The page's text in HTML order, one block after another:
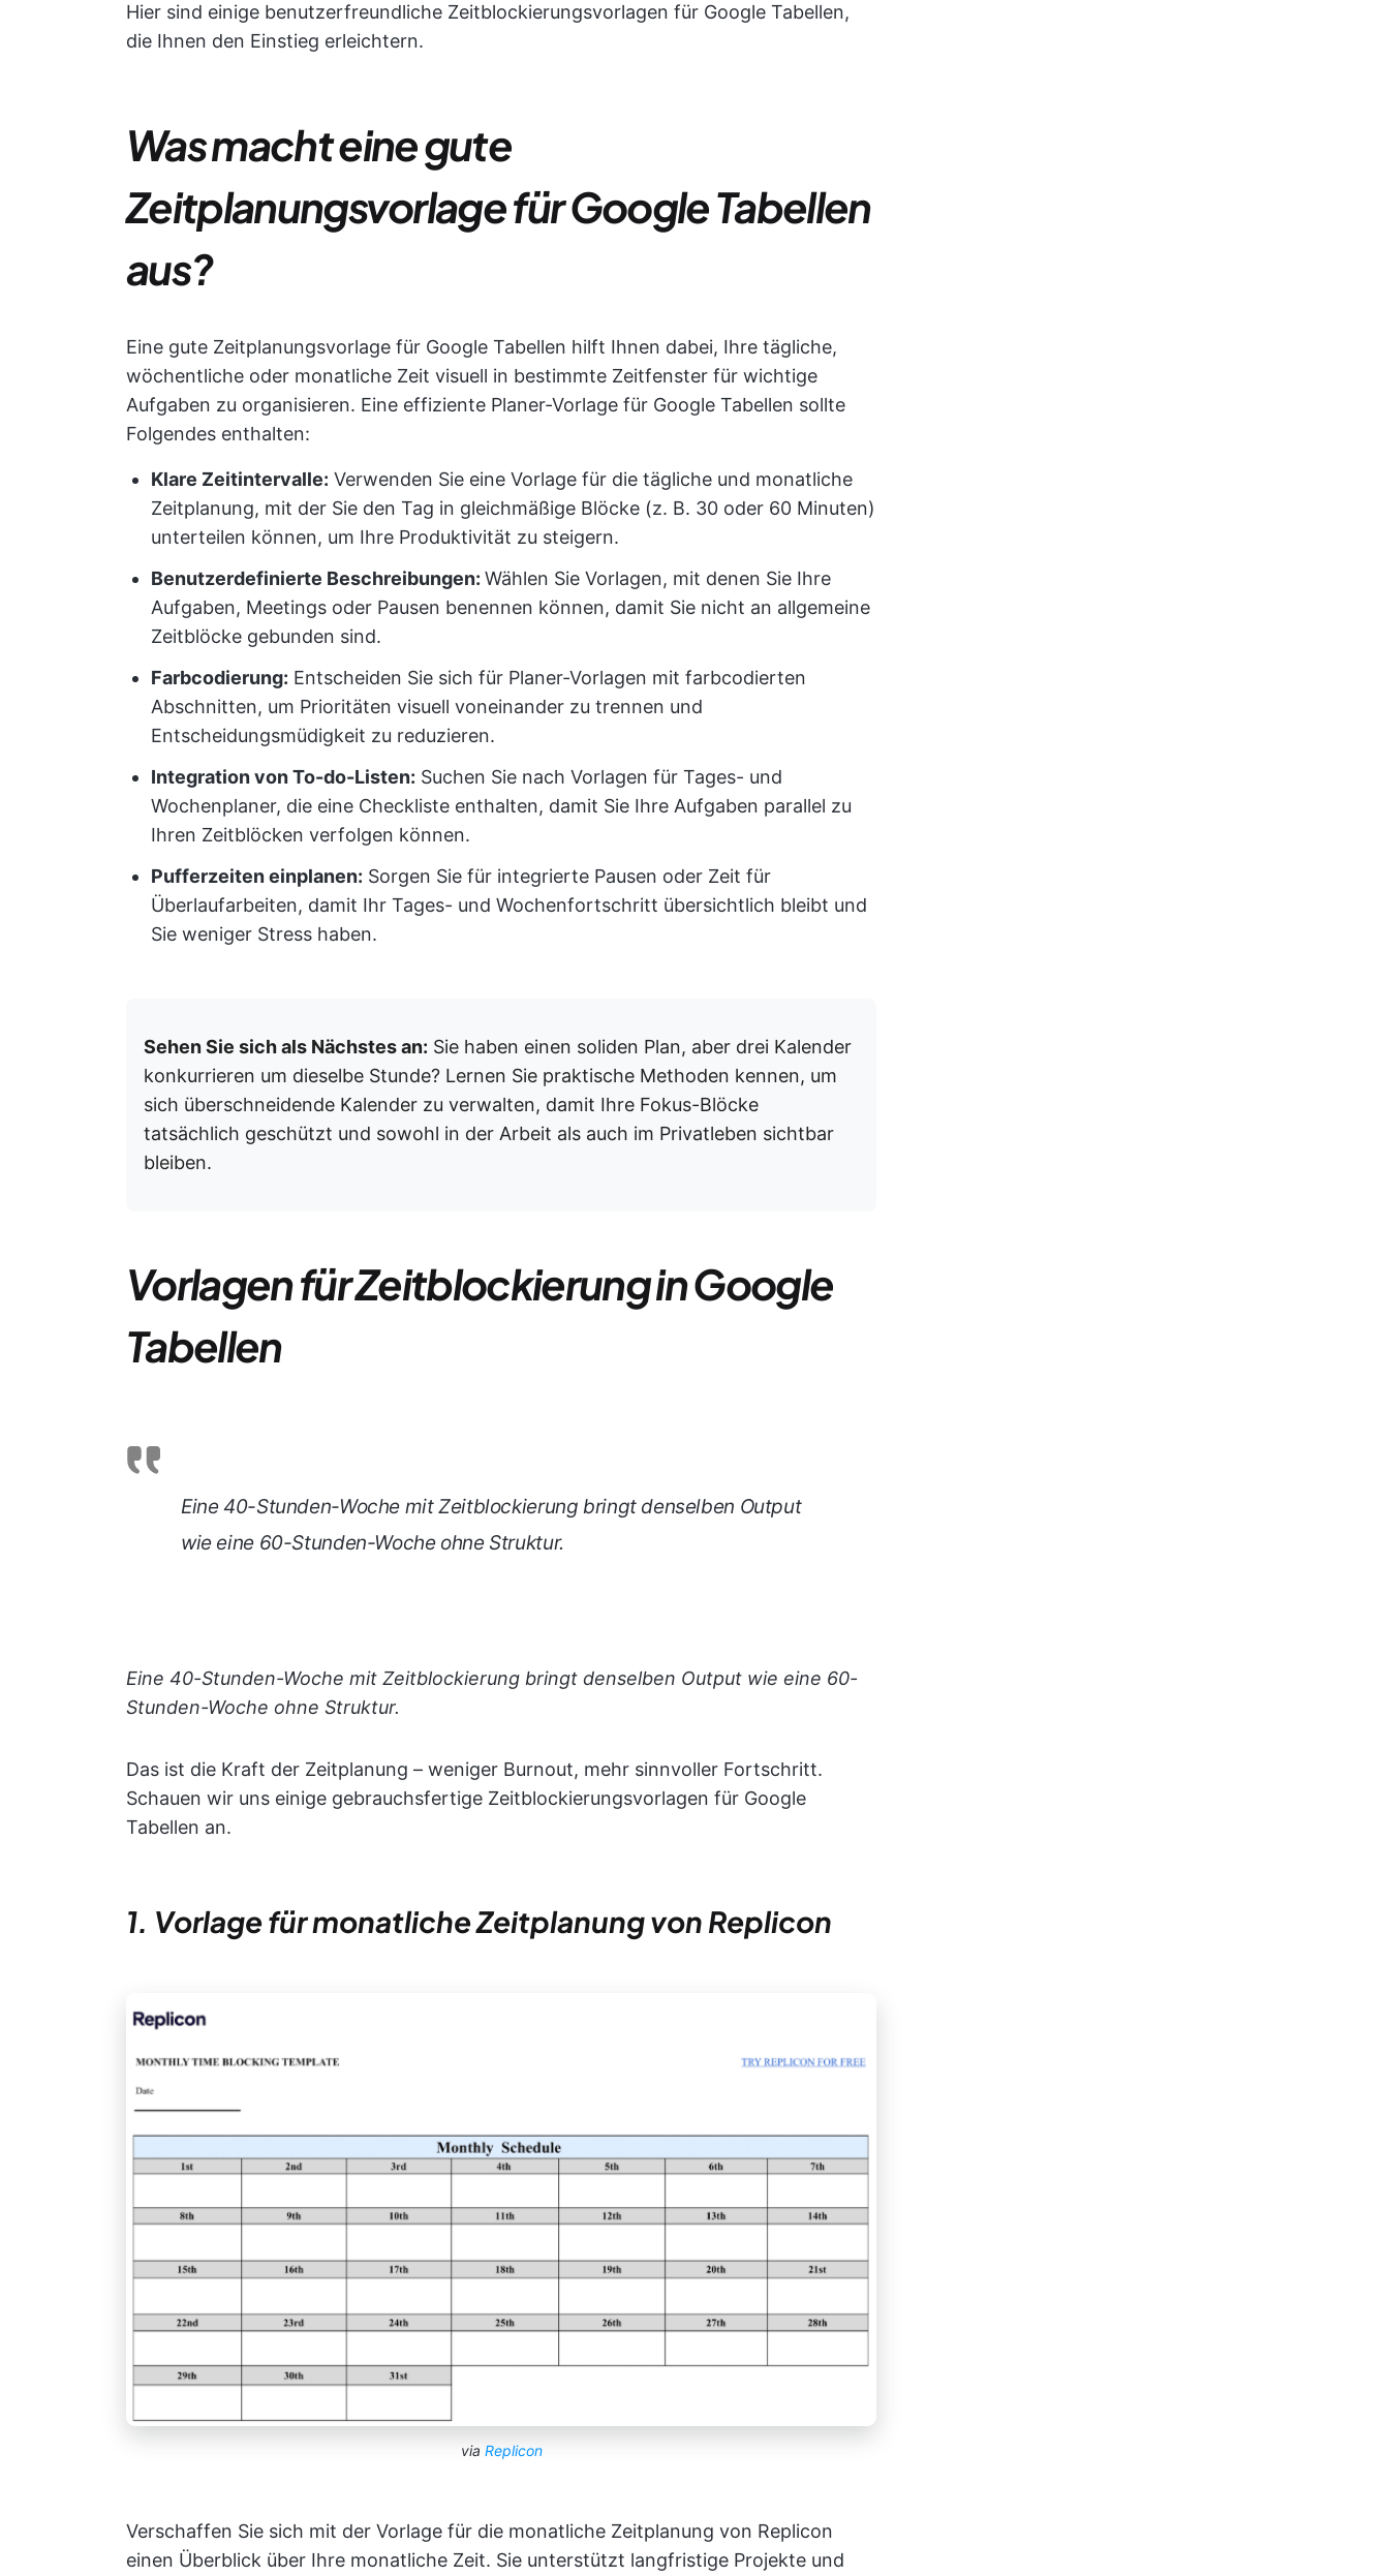
Hier sind einige benutzerfreundliche Zeitblockierungsvorlagen für Google Tabellen,
die Ihnen den Einstieg erleichtern.
Was macht eine gute
Zeitplanungsvorlage für Google Tabellen
aus?
Eine gute Zeitplanungsvorlage für Google Tabellen hilft Ihnen dabei, Ihre tägliche,
wöchentliche oder monatliche Zeit visuell in bestimmte Zeitfenster für wichtige
Aufgaben zu organisieren. Eine effiziente Planer-Vorlage für Google Tabellen sollte
Folgendes enthalten:
Klare Zeitintervalle: Verwenden Sie eine Vorlage für die tägliche und monatliche
Zeitplanung, mit der Sie den Tag in gleichmäßige Blöcke (z. B. 30 oder 60 Minuten)
unterteilen können, um Ihre Produktivität zu steigern.
Benutzerdefinierte Beschreibungen: Wählen Sie Vorlagen, mit denen Sie Ihre
Aufgaben, Meetings oder Pausen benennen können, damit Sie nicht an allgemeine
Zeitblöcke gebunden sind.
Farbcodierung: Entscheiden Sie sich für Planer-Vorlagen mit farbcodierten
Abschnitten, um Prioritäten visuell voneinander zu trennen und
Entscheidungsmüdigkeit zu reduzieren.
Integration von To-do-Listen: Suchen Sie nach Vorlagen für Tages- und
Wochenplaner, die eine Checkliste enthalten, damit Sie Ihre Aufgaben parallel zu
Ihren Zeitblöcken verfolgen können.
Pufferzeiten einplanen: Sorgen Sie für integrierte Pausen oder Zeit für
Überlaufarbeiten, damit Ihr Tages- und Wochenfortschritt übersichtlich bleibt und
Sie weniger Stress haben.
Sehen Sie sich als Nächstes an: Sie haben einen soliden Plan, aber drei Kalender
konkurrieren um dieselbe Stunde? Lernen Sie praktische Methoden kennen, um
sich überschneidende Kalender zu verwalten, damit Ihre Fokus-Blöcke
tatsächlich geschützt und sowohl in der Arbeit als auch im Privatleben sichtbar
bleiben.
Vorlagen für Zeitblockierung in Google
Tabellen
Eine 40-Stunden-Woche mit Zeitblockierung bringt denselben Output
wie eine 60-Stunden-Woche ohne Struktur.
Eine 40-Stunden-Woche mit Zeitblockierung bringt denselben Output wie eine 60-
Stunden-Woche ohne Struktur.
Das ist die Kraft der Zeitplanung – weniger Burnout, mehr sinnvoller Fortschritt.
Schauen wir uns einige gebrauchsfertige Zeitblockierungsvorlagen für Google
Tabellen an.
1. Vorlage für monatliche Zeitplanung von Replicon
via Replicon
Verschaffen Sie sich mit der Vorlage für die monatliche Zeitplanung von Replicon
einen Überblick über Ihre monatliche Zeit. Sie unterstützt langfristige Projekte und